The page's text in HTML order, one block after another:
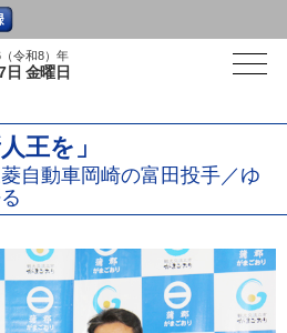
令和8）年
日 金曜日
王を」
自動車岡崎の富田投手／ゆ